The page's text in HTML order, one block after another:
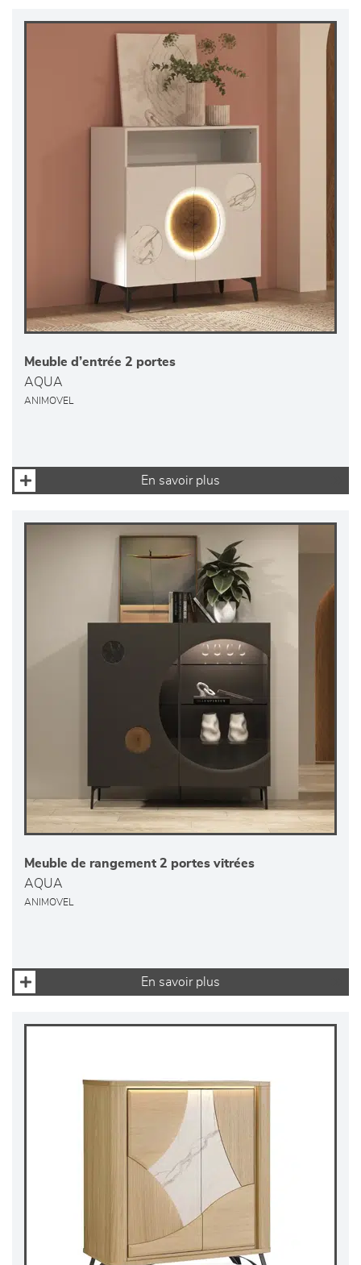
Meuble d’entrée 2 portes
AQUA
ANIMOVEL
En savoir plus
Meuble de rangement 2 portes vitrées
AQUA
ANIMOVEL
En savoir plus